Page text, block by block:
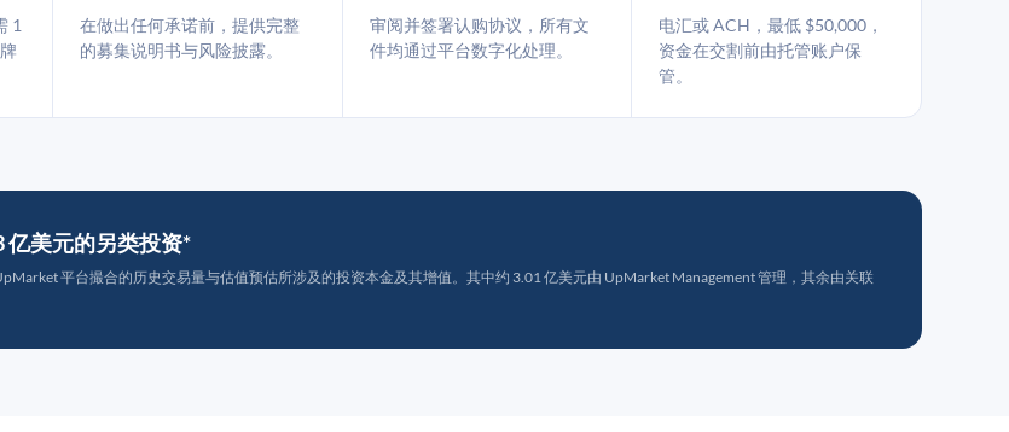
1
在做出任何承诺前，提供完整
的募集说明书与风险披露。
审阅并签署认购协议，所有文
件均通过平台数字化处理。
电汇或 ACH，最低 $50,000，
资金在交割前由托管账户保
管。
亿美元的另类投资*
平台撮合的历史交易量与估值预估所涉及的投资本金及其增值。其中约 3.01 亿美元由 UpMarket Management 管理，其余由关联